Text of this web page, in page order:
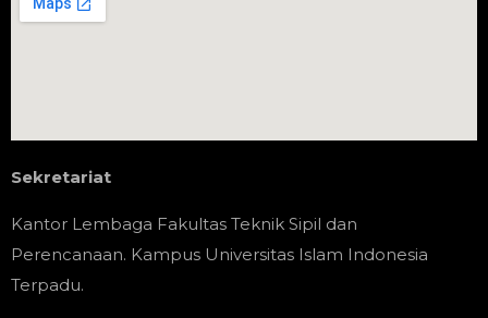
Sekretariat
Kantor Lembaga Fakultas Teknik Sipil dan
Perencanaan. Kampus Universitas Islam Indonesia
Terpadu.